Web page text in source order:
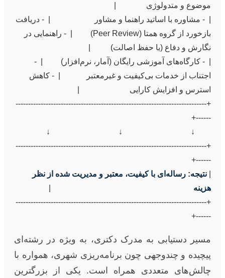
+----------------------------------------------------------------------------
+----------------------------------------------------------------------------
هزینه
+----------------------------------------------------------------------------
------+
مسیر دستیابی به مدرک دکتری، به ویژه در رشته‌ای
پیچیده و چندوجهی چون برنامه‌ریزی شهری، همواره با
چالش‌های متعددی همراه است. یکی از بزرگترین